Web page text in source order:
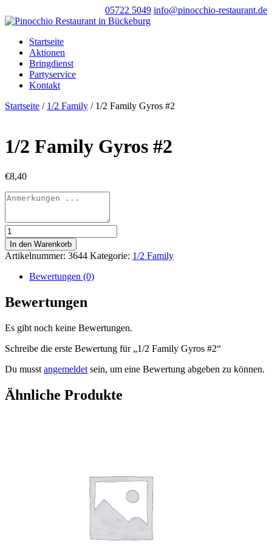
05722 5049 info@pinocchio-restaurant.de
Startseite
Aktionen
Bringdienst
Partyservice
Kontakt
Startseite / 1/2 Family / 1/2 Family Gyros #2
1/2 Family Gyros #2
€8,40
1/2
Family
Gyros
#2
Menge
In den Warenkorb
Artikelnummer: 3644 Kategorie: 1/2 Family
Bewertungen (0)
Bewertungen
Es gibt noch keine Bewertungen.
Schreibe die erste Bewertung für „1/2 Family Gyros #2“
Du musst angemeldet sein, um eine Bewertung abgeben zu können.
Ähnliche Produkte